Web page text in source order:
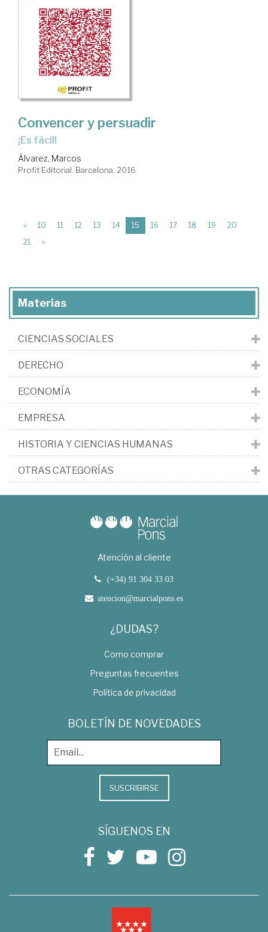
Convencer y persuadir
¡es fácil!
Álvarez, Marcos
Profit Editorial. Barcelona, 2016
« 10 11 12 13 14 15 (current)
16 17 18 19
20
21
»
Materias
CIENCIAS SOCIALES
DERECHO
ECONOMÍA
EMPRESA
HISTORIA Y CIENCIAS HUMANAS
OTRAS CATEGORÍAS
Atención al cliente
(+34) 91 304 33 03
atencion@marcialpons.es
¿DUDAS?
Como comprar
Preguntas frecuentes
Política de privacidad
BOLETÍN DE NOVEDADES
SUSCRIBIRSE
SÍGUENOS EN